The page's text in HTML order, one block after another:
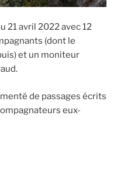
21 avril 2022 avec 12
(dont le
et un moniteur
de passages écrits
eux-